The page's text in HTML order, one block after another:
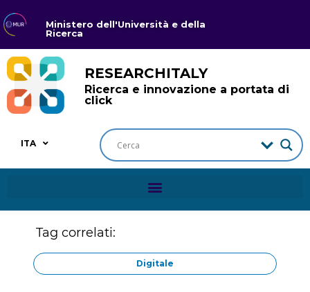
Ministero dell'Università e della
Ricerca
RESEARCHITALY
Ricerca e innovazione a portata di
click
ITA
Tag correlati:
Digitale